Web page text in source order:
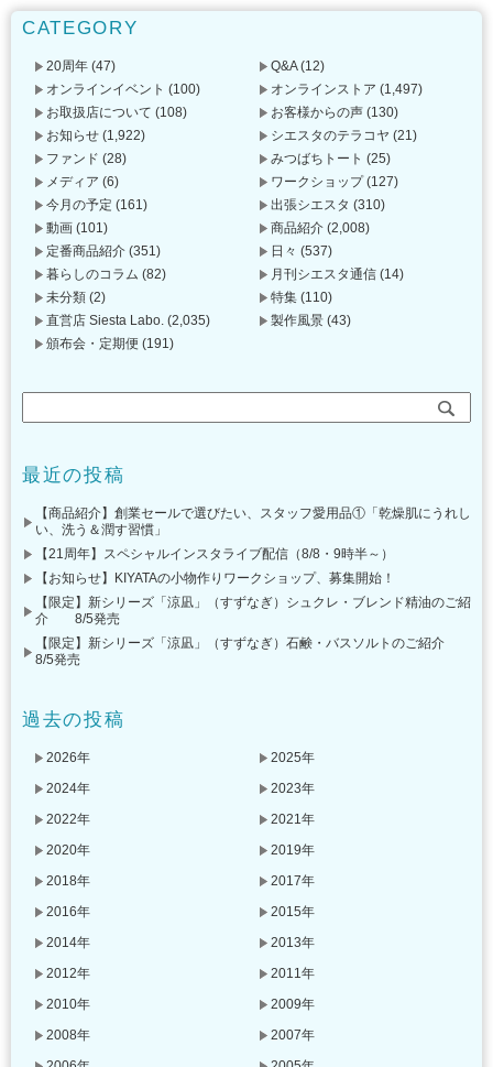
CATEGORY
20周年 (47) Q&A(12)
オンラインイベント (100) オンラインストア (1,497)
お取扱店について (108) お客様からの声 (130)
お知らせ (1,922) シエスタのテラコヤ (21)
ファンド (28) みつばちトート (25)
メディア (6) ワークショップ(127)
今月の予定 (161) 出張シエスタ (310)
動画 (101) 商品紹介 (2,008)
定番商品紹介 (351) 日々 (537)
暮らしのコラム (82) 月刊シエスタ通信 (14)
未分類 (2) 特集 (110)
直営店 Siesta Labo. (2,035) 製作風景 (43)
頒布会・定期便 (191)
最近の投稿
【商品紹介】創業セールで選びたい、スタッフ愛用品①「乾燥肌にうれし
い、洗う＆潤す習慣」
【21周年】スペシャルインスタライブ配信（8/8・9時半～）
【お知らせ】KIYATAの小物作りワークショップ、募集開始！
【限定】新シリーズ「涼凪」（すずなぎ）シュクレ・ブレンド精油のご紹
介 8/5発売
【限定】新シリーズ「涼凪」（すずなぎ）石鹸・バスソルトのご紹介
8/5発売
過去の投稿
2026年
2025年
2024年
2023年
2022年
2021年
2020年
2019年
2018年
2017年
2016年
2015年
2014年
2013年
2012年
2011年
2010年
2009年
2008年
2007年